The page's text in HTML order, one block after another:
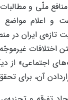
ملّی و
و اعلام مواضع
تازه‌ی ایران
اختلافات
اجتماعی» از
آن، برای